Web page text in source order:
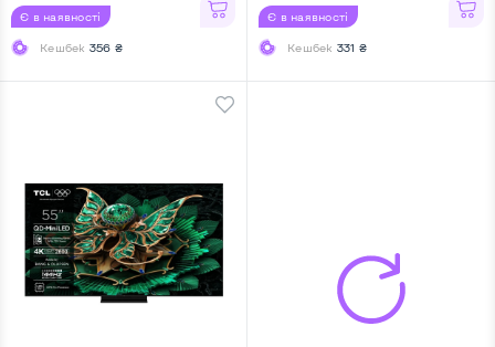
Є в наявності
Кешбек 356 ₴
Є в наявності
Кешбек 331 ₴